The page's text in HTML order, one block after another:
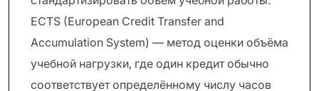
ECTS (European Credit Transfer and
Accumulation System) — метод оценки объёма
учебной нагрузки, где один кредит обычно
соответствует определённому числу часов